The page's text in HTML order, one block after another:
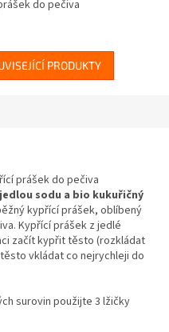
do pečiva
PRODUKTY
prášek do pečiva
sodu a bio kukuřičný
kypřící prášek, oblíbený
Kypřící prášek z jedlé
začít kypřit těsto (rozkládat
vkládat co nejrychleji do
surovin použijte 3 lžičky